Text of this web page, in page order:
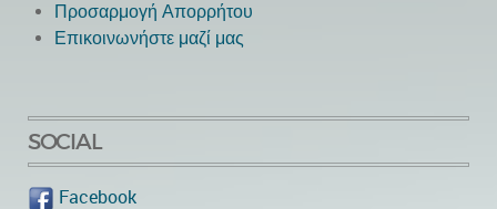
Προσαρμογή Απορρήτου
Επικοινωνήστε μαζί μας
SOCIAL
Facebook